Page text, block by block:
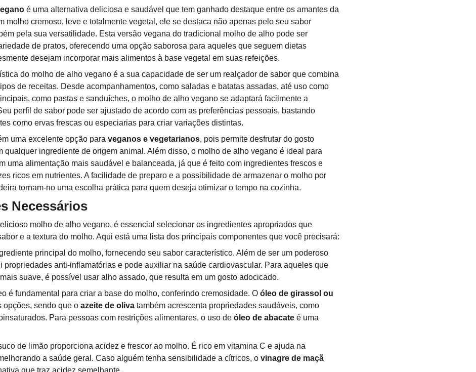
é uma alternativa deliciosa e saudável que tem ganhado destaque entre os amantes da
molho cremoso, leve e totalmente vegetal, ele se destaca não apenas pelo seu sabor
pela sua versatilidade. Esta versão vegana do tradicional molho de alho pode ser
de pratos, oferecendo uma opção saborosa para aqueles que seguem dietas
desejam incorporar mais alimentos à base vegetal em suas refeições.
do molho de alho vegano é a sua capacidade de ser um realçador de sabor que combina
de receitas. Desde acompanhamentos, como saladas e batatas assadas, até uso como
como pastas e sanduíches, o molho de alho vegano se adaptará facilmente a
perfil de sabor pode ser ajustado de acordo com as preferências pessoais, bastando
como ervas frescas ou especiarias para criar variações distintas.
uma excelente opção para veganos e vegetarianos, pois permite desfrutar do gosto
qualquer ingrediente de origem animal. Além disso, o molho de alho vegano é ideal para
uma alimentação mais saudável e balanceada, já que é feito com ingredientes frescos e
ricos em nutrientes. A facilidade de preparo e a possibilidade de armazenar o molho por
tornam-no uma escolha prática para quem deseja otimizar o tempo na cozinha.
Necessários
molho de alho vegano, é essencial selecionar os ingredientes apropriados que
e a textura do molho. Aqui está uma lista dos principais componentes que você precisará:
principal do molho, fornecendo seu sabor característico. Além de ser um poderoso
propriedades anti-inflamatórias e pode auxiliar na saúde cardiovascular. Para aqueles que
suave, é possível usar alho assado, que resulta em um gosto adocicado.
é fundamental para criar a base do molho, conferindo cremosidade. O óleo de girassol ou
opções, sendo que o azeite de oliva também acrescenta propriedades saudáveis, como
Para pessoas com restrições alimentares, o uso de óleo de abacate é uma
de limão proporciona acidez e frescor ao molho. É rico em vitamina C e ajuda na
a saúde geral. Caso alguém tenha sensibilidade a cítricos, o vinagre de maçã
que traz acidez semelhante.